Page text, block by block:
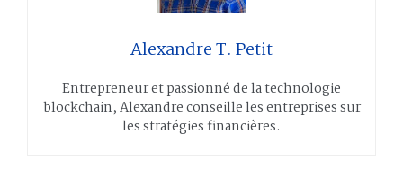
Alexandre T. Petit
Entrepreneur et passionné de la technologie
blockchain, Alexandre conseille les entreprises sur
les stratégies financières.